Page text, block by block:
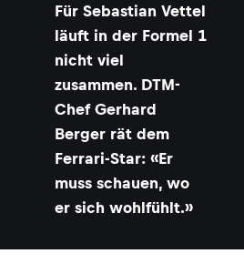
Für Sebastian Vettel
läuft in der Formel 1
nicht viel
zusammen. DTM-
Chef Gerhard
Berger rät dem
Ferrari-Star: «Er
muss schauen, wo
er sich wohlfühlt.»